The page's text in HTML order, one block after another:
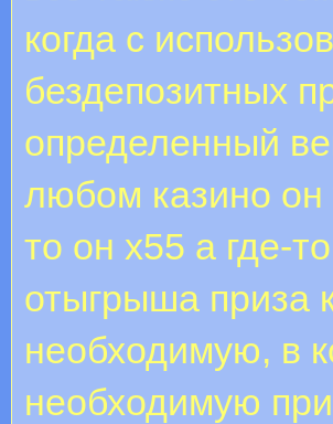
когда с
бездепозитных
определенный
любом казино он
то он х55 а где-
отыгрыша приза
необходимую, в
необходимую